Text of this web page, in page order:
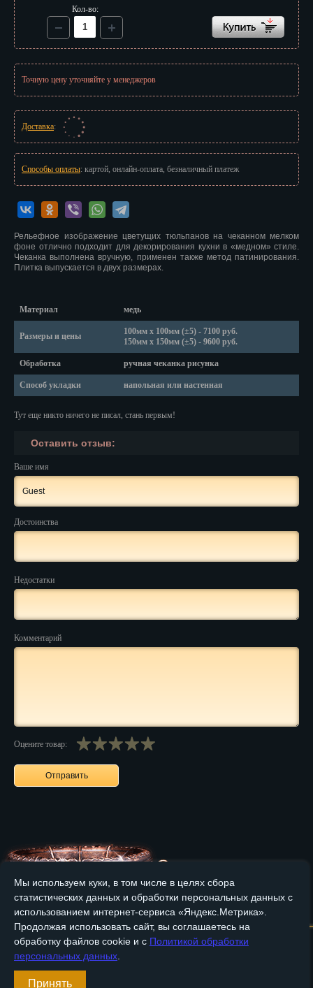
Зеленоград
Иркутск
Йошкар-Ола
Казань
Кемерово
Краснодар
Красноярск
Липецк
Магадан
Магас
Майкоп
Махачкала
Мурманск
Нарьян-Мар
Норильск
Омск
Кол-во:
Точную цену уточняйте у менеджеров
Доставка:
Способы оплаты: картой, онлайн-оплата, безналичный платеж
Рельефное изображение цветущих тюльпанов на чеканном мелком
фоне отлично подходит для декорирования кухни в «медном» стиле.
Чеканка выполнена вручную, применен также метод патинирования.
Плитка выпускается в двух размерах.
Материал медь
Размеры и цены
100мм х 100мм (±5) - 7100 руб.
150мм х 150мм (±5) - 9600 руб.
Обработка ручная чеканка рисунка
Способ укладки напольная или настенная
Тут еще никто ничего не писал, стань первым!
Оставить отзыв:
Ваше имя
Достоинства
Недостатки
Комментарий
Оцените товар:
Мы используем куки, в том числе в целях сбора
статистических данных и обработки персональных данных с
использованием интернет-сервиса «Яндекс.Метрика».
Продолжая использовать сайт, вы соглашаетесь на
обработку файлов cookie и с Политикой обработки
персональных данных.
Принять
О компании Медные изделия Бронзовые изделия
Доставка и оплата
Вход